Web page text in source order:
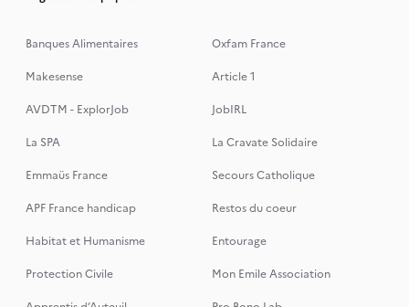
Banques Alimentaires
Oxfam France
Makesense
Article 1
AVDTM - ExplorJob
JobIRL
La SPA
La Cravate Solidaire
Emmaüs France
Secours Catholique
APF France handicap
Restos du coeur
Habitat et Humanisme
Entourage
Protection Civile
Mon Emile Association